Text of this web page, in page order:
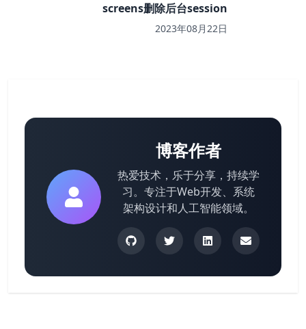
screens删除后台session
2023年08月22日
博客作者
热爱技术，乐于分享，持续学
习。专注于Web开发、系统
架构设计和人工智能领域。